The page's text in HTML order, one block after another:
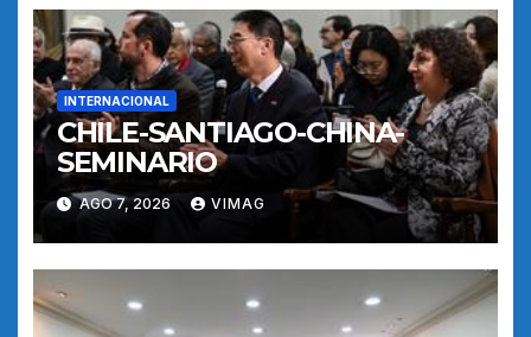
INTERNACIONAL
CHILE-SANTIAGO-CHINA-
SEMINARIO
AGO 7, 2026 VIMAG